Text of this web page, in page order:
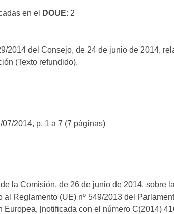
en el DOUE: 2
2014 del Consejo, de 24 de junio de 2014,
(Texto refundido).
07/2014, p. 1 a 7 (7 páginas)
la Comisión, de 26 de junio de 2014, sobre
al Reglamento (UE) nº 549/2013 del
Europea, [notificada con el número C(2014)